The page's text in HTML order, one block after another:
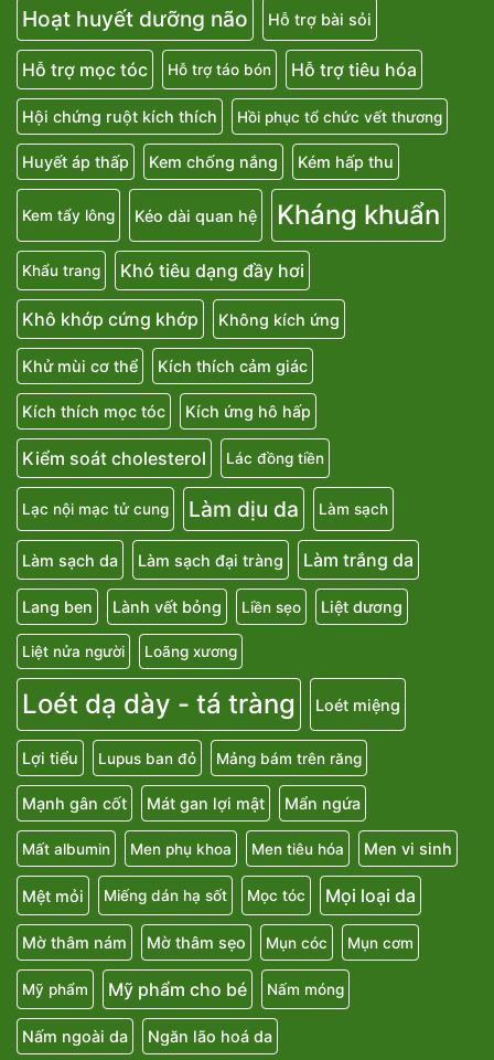
Hoạt huyết dưỡng não Hỗ trợ bài sỏi
Hỗ trợ mọc tóc Hỗ trợ táo bón Hỗ trợ tiêu hóa
Hội chứng ruột kích thích Hồi phục tổ chức vết thương
Huyết áp thấp Kem chống nắng Kém hấp thu
Kem tẩy lông Kéo dài quan hệ Kháng khuẩn
Khẩu trang Khó tiêu dạng đầy hơi
Khô khớp cứng khớp Không kích ứng
Khử mùi cơ thể Kích thích cảm giác
Kích thích mọc tóc Kích ứng hô hấp
Kiểm soát cholesterol Lác đồng tiền
Lạc nội mạc tử cung Làm dịu da Làm sạch
Làm sạch da Làm sạch đại tràng Làm trắng da
Lang ben Lành vết bỏng Liền sẹo Liệt dương
Liệt nửa người Loãng xương
Loét dạ dày - tá tràng Loét miệng
Lợi tiểu Lupus ban đỏ Mảng bám trên răng
Mạnh gân cốt Mát gan lợi mật Mẩn ngứa
Mất albumin Men phụ khoa Men tiêu hóa Men vi sinh
Mệt mỏi Miếng dán hạ sốt Mọc tóc Mọi loại da
Mờ thâm nám Mờ thâm sẹo Mụn cóc Mụn cơm
Mỹ phẩm Mỹ phẩm cho bé Nấm móng
Nấm ngoài da Ngăn lão hoá da